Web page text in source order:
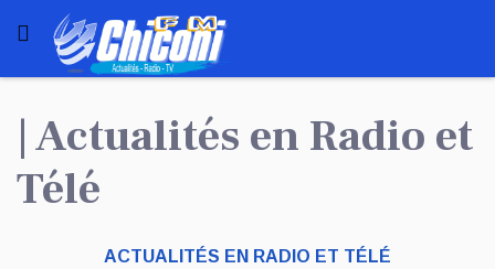
| Actualités en Radio et
Télé
ACTUALITÉS EN RADIO ET TÉLÉ